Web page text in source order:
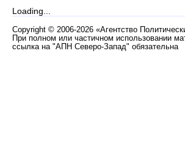
Loading...
Copyright © 2006-2026 «Агентство
При полном или частичном использовании
ссылка на "АПН Северо-Запад" обязательна